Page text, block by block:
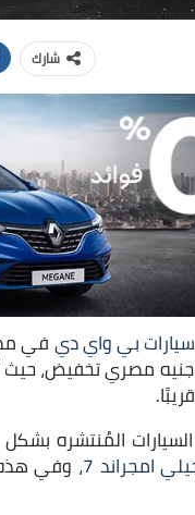
شارك
سيارات بي واي دي
الى حوالي 5 الاف جنيه
المُنتشره
امجراند 7 ، وفي هذه